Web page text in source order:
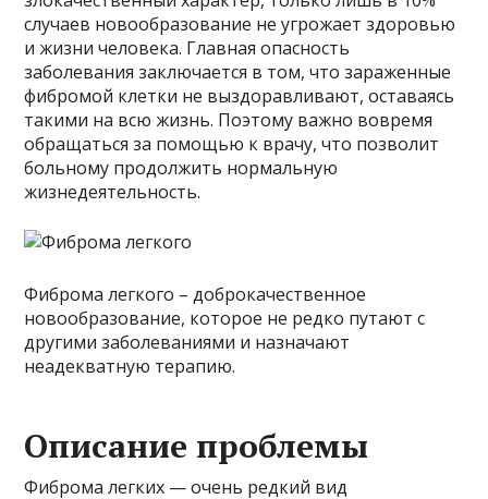
случаев новообразование не угрожает здоровью
и жизни человека. Главная опасность
заболевания заключается в том, что зараженные
фибромой клетки не выздоравливают, оставаясь
такими на всю жизнь. Поэтому важно вовремя
обращаться за помощью к врачу, что позволит
больному продолжить нормальную
жизнедеятельность.
Фиброма легкого – доброкачественное
новообразование, которое не редко путают с
другими заболеваниями и назначают
неадекватную терапию.
Описание проблемы
Фиброма легких — очень редкий вид